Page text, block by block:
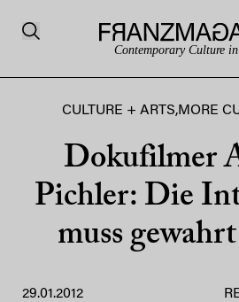
Contemporary Culture
CULTURE + ARTS,MORE
Dokufilmer
Pichler: Die
muss
29.01.2012